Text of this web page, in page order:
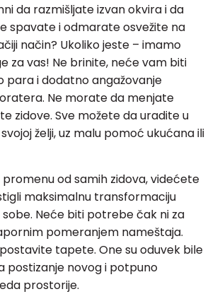
da razmišljate izvan okvira i da
spavate i odmarate osvežite na
način? Ukoliko jeste – imamo
za vas! Ne brinite, neće vam biti
i dodatno angažovanje
Ne morate da menjate
zidove. Sve možete da uradite u
želji, uz malu pomoć ukućana ili
od samih zidova, videćete
maksimalnu transformaciju
Neće biti potrebe čak ni za
pomeranjem nameštaja.
tapete. One su oduvek bile
postizanje novog i potpuno
prostorije.